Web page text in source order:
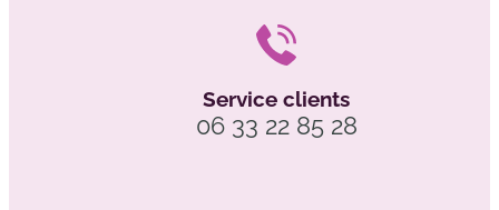
Service clients
06 33 22 85 28